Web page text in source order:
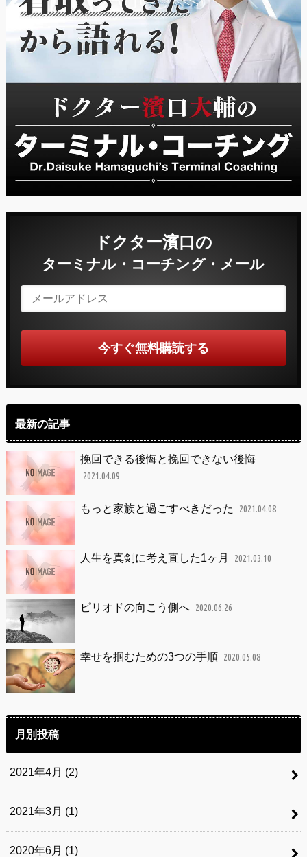
ドクター濱口の
ターミナル・コーチング・メール
最新の記事
挽回できる後悔と挽回できない後悔
2021.04.09
もっと家族と過ごすべきだった 2021.04.08
人生を真剣に考え直した1ヶ月 2021.03.10
ピリオドの向こう側へ 2020.06.26
幸せを掴むための3つの手順 2020.05.08
月別投稿
2021年4月 (2)
2021年3月 (1)
2020年6月 (1)